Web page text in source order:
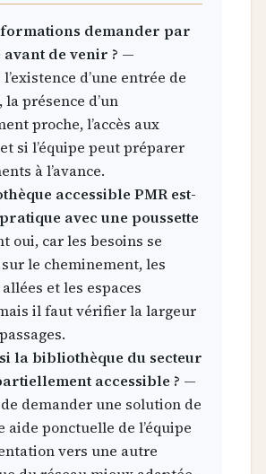
demander par
de venir ? —
d’une entrée de
présence d’un
proche, l’accès aux
si l’équipe peut préparer
à l’avance.
accessible PMR est-
avec une poussette
oui, car les besoins se
le cheminement, les
et les espaces
il faut vérifier la largeur
la bibliothèque du secteur
accessible ? —
demander une solution de
aide ponctuelle de l’équipe
vers une autre